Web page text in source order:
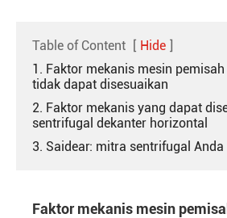
Table of Content [ Hide ]
1. Faktor mekanis mesin
tidak dapat disesuaikan
2. Faktor mekanis yang dapat
sentrifugal dekanter horizontal
3. Saidear: mitra sentrifugal Anda
Faktor mekanis mesin